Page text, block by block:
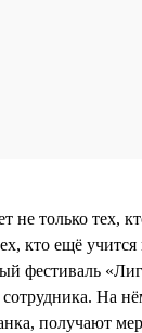
не только тех,
кто ещё
фестиваль
На
получают